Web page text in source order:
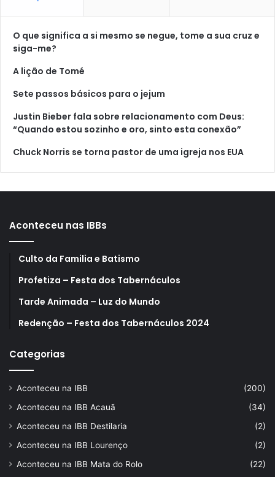
O que significa a si mesmo se negue, tome a sua cruz e
siga-me?
A lição de Tomé
Sete passos básicos para o jejum
Justin Bieber fala sobre relacionamento com Deus:
“Quando estou sozinho e oro, sinto esta conexão”
Chuck Norris se torna pastor de uma igreja nos EUA
Aconteceu nas IBBs
Culto da Familia e Batismo
Profetiza – Festa dos Tabernáculos
Tarde Animada – Luz do Mundo
Redenção – Festa dos Tabernáculos 2024
Categorias
Aconteceu na IBB
(200)
Aconteceu na IBB Acauã
(34)
Aconteceu na IBB Destilaria
(2)
Aconteceu na IBB Lourenço
(2)
Aconteceu na IBB Mata do Rolo
(22)